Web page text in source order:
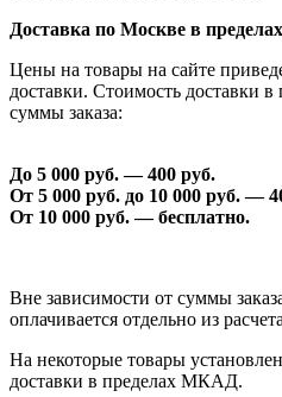
Доставка по Москве в
Цены на товары на сайте
доставки. Стоимость доставки
суммы заказа:
До 5 000 руб. —400 руб.
От 5 000 руб. до 10 000 руб. —
От 10 000 руб. — бесплатно.
Вне зависимости от суммы
оплачивается отдельно из расчета
На некоторые товары
доставки в пределах МКАД.